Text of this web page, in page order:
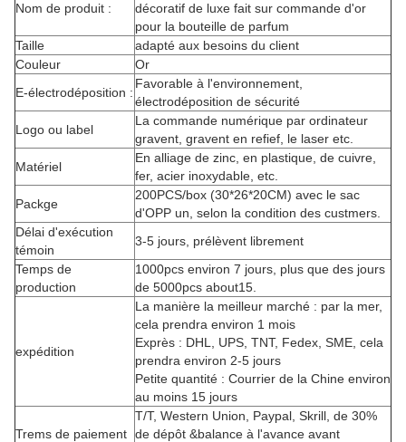
Nom de produit :
décoratif de luxe fait sur commande d'or
pour la bouteille de parfum
Taille
adapté aux besoins du client
Couleur
Or
E-électrodéposition :
Favorable à l'environnement,
électrodéposition de sécurité
Logo ou label
La commande numérique par ordinateur
gravent, gravent en refief, le laser etc.
Matériel
En alliage de zinc, en plastique, de cuivre,
fer, acier inoxydable, etc.
Packge
200PCS/box (30*26*20CM) avec le sac
d'OPP un, selon la condition des custmers.
Délai d'exécution
témoin
3-5 jours, prélèvent librement
Temps de
production
1000pcs environ 7 jours, plus que des jours
de 5000pcs about15.
expédition
La manière la meilleur marché : par la mer,
cela prendra environ 1 mois
Exprès : DHL, UPS, TNT, Fedex, SME, cela
prendra environ 2-5 jours
Petite quantité : Courrier de la Chine environ
au moins 15 jours
Trems de paiement
T/T, Western Union, Paypal, Skrill, de 30%
de dépôt &balance à l'avance avant